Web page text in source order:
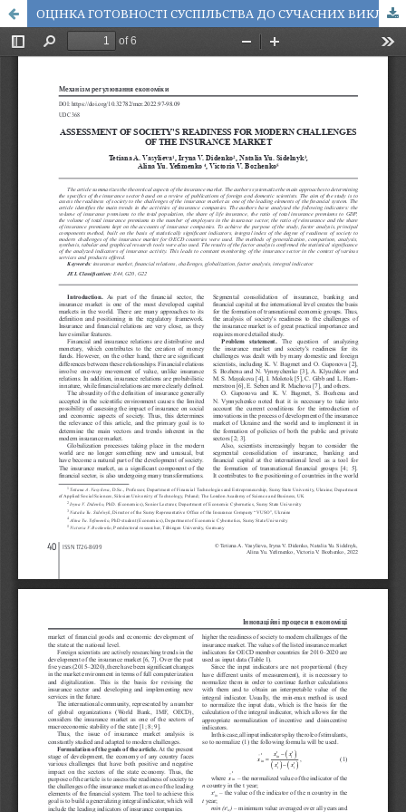
ОЦІНКА ГОТОВНОСТІ СУСПІЛЬСТВА ДО СУЧАСНИХ ВИКЛИКІВ СТРАХОВОГО РИНКУ